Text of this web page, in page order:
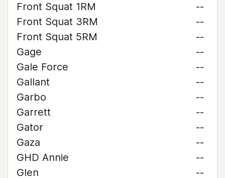
Front Squat 1RM
--
Front Squat 3RM
--
Front Squat 5RM
--
Gage
--
Gale Force
--
Gallant
--
Garbo
--
Garrett
--
Gator
--
Gaza
--
GHD Annie
--
Glen
--